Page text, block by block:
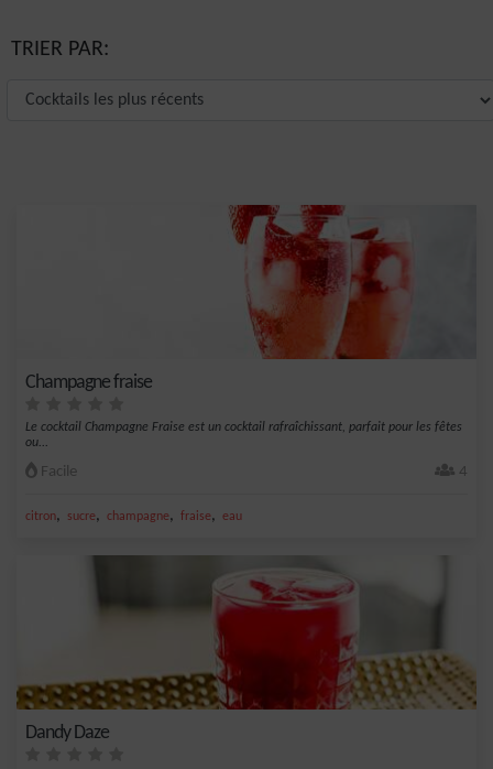
TRIER PAR:
Champagne fraise
Le cocktail Champagne Fraise est un cocktail rafraîchissant, parfait pour les fêtes
ou...
Facile 4
citron, sucre, champagne, fraise, eau
Dandy Daze